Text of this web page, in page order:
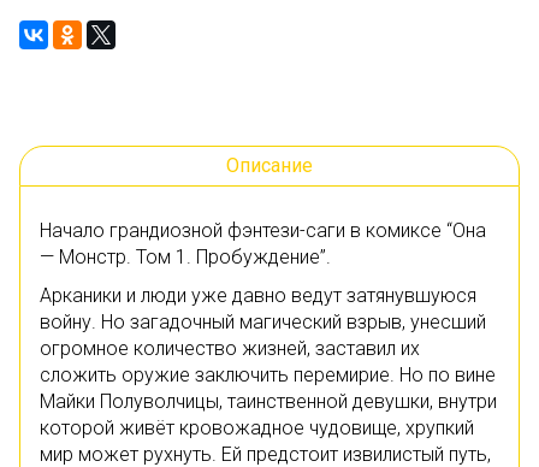
Описание
Начало грандиозной фэнтези-саги в комиксе “Она
— Монстр. Том 1. Пробуждение”.
Арканики и люди уже давно ведут затянувшуюся
войну. Но загадочный магический взрыв, унесший
огромное количество жизней, заставил их
сложить оружие заключить перемирие. Но по вине
Майки Полуволчицы, таинственной девушки, внутри
которой живёт кровожадное чудовище, хрупкий
мир может рухнуть. Ей предстоит извилистый путь,